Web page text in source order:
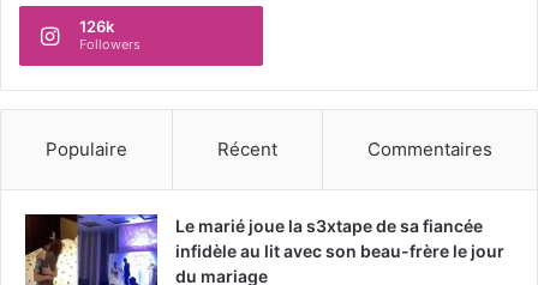
126k
Followers
Populaire Récent Commentaires
Le marié joue la s3xtape de sa fiancée
infidèle au lit avec son beau-frère le jour
du mariage